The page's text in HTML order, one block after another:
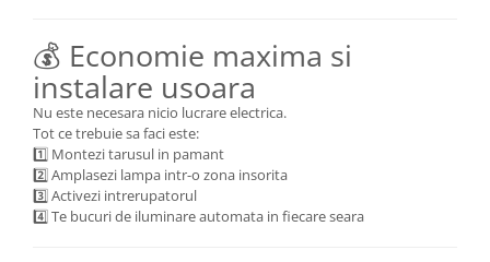
💰 Economie maxima si
instalare usoara
Nu este necesara nicio lucrare electrica.
Tot ce trebuie sa faci este:
1️⃣ Montezi tarusul in pamant
2️⃣ Amplasezi lampa intr-o zona insorita
3️⃣ Activezi intrerupatorul
4️⃣ Te bucuri de iluminare automata in fiecare seara